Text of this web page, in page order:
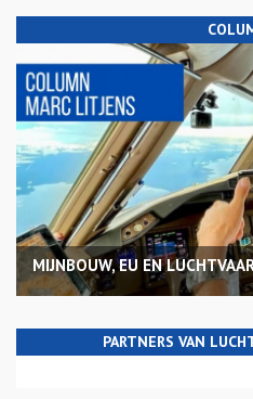
MIJNBOUW, EU EN
PARTNERS VAN